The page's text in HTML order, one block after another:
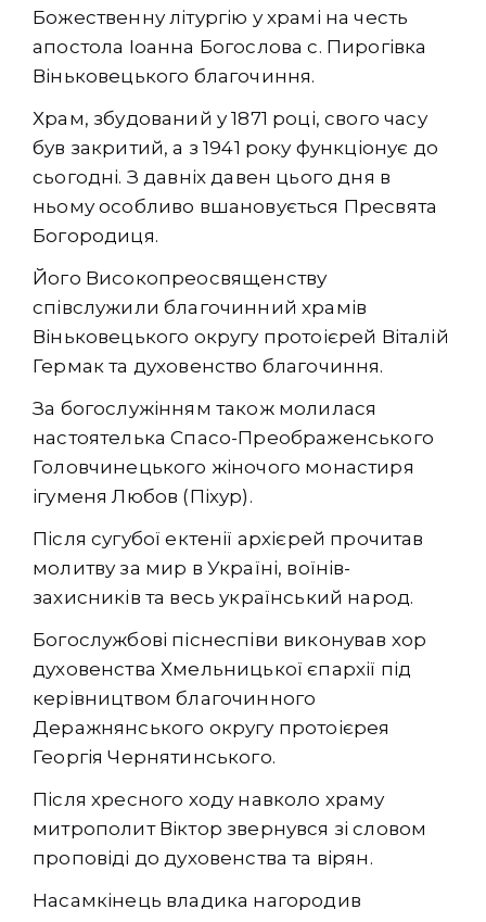
Божественну літургію у храмі на честь
апостола Іоанна Богослова с. Пирогівка
Віньковецького благочиння.
Храм, збудований у 1871 році, свого часу
був закритий, а з 1941 року функціонує до
сьогодні. З давніх давен цього дня в
ньому особливо вшановується Пресвята
Богородиця.
Його Високопреосвященству
співслужили благочинний храмів
Віньковецького округу протоієрей Віталій
Гермак та духовенство благочиння.
За богослужінням також молилася
настоятелька Спасо-Преображенського
Головчинецького жіночого монастиря
ігуменя Любов (Піхур).
Після сугубої ектенії архієрей прочитав
молитву за мир в Україні, воїнів-
захисників та весь український народ.
Богослужбові піснеспіви виконував хор
духовенства Хмельницької єпархії під
керівництвом благочинного
Деражнянського округу протоієрея
Георгія Чернятинського.
Після хресного ходу навколо храму
митрополит Віктор звернувся зі словом
проповіді до духовенства та вірян.
Насамкінець владика нагородив